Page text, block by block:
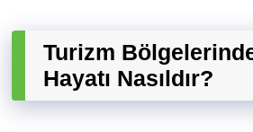
Turizm
Hayatı Nasıldır?